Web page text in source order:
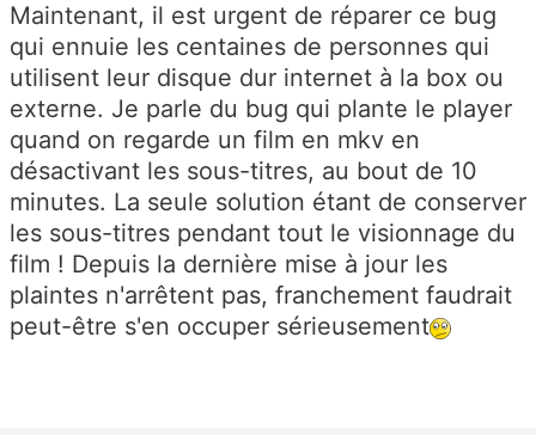
Maintenant, il est urgent de réparer ce bug
qui ennuie les centaines de personnes qui
utilisent leur disque dur internet à la box ou
externe. Je parle du bug qui plante le player
quand on regarde un film en mkv en
désactivant les sous-titres, au bout de 10
minutes. La seule solution étant de conserver
les sous-titres pendant tout le visionnage du
film ! Depuis la dernière mise à jour les
plaintes n'arrêtent pas, franchement faudrait
peut-être s'en occuper sérieusement